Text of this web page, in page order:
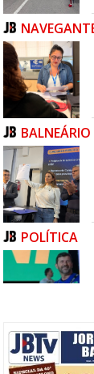
POLÍTICA
ITAPEMA